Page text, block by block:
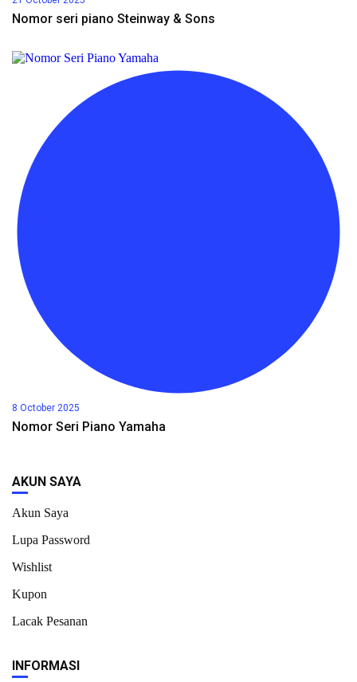
Nomor seri piano Steinway & Sons
8 October 2025
Nomor Seri Piano Yamaha
AKUN SAYA
Akun Saya
Lupa Password
Wishlist
Kupon
Lacak Pesanan
INFORMASI